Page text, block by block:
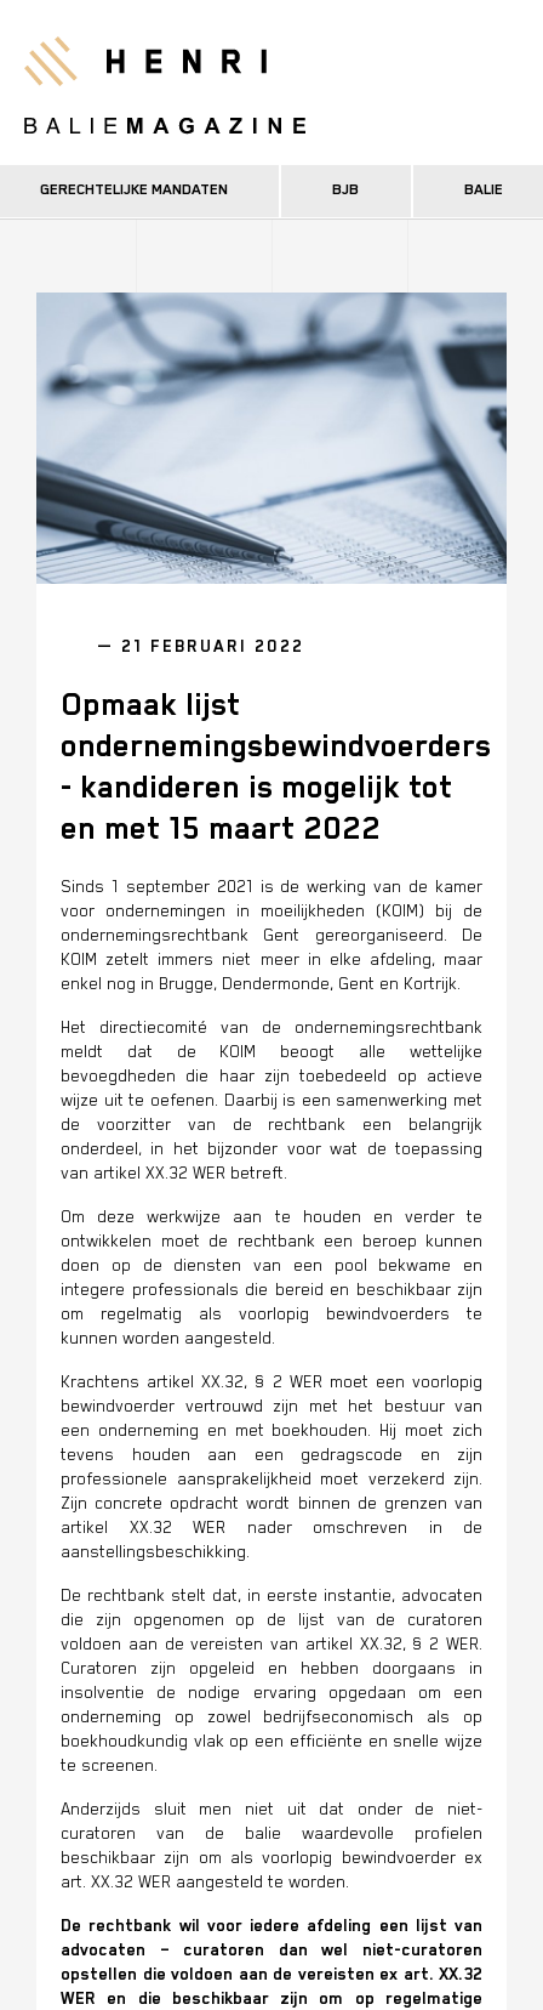
naar
inhoud
Henri
GERECHTELIJKE MANDATEN BJB BALIE
— 21 FEBRUARI 2022
Opmaak lijst
ondernemingsbewindvoerders
- kandideren is mogelijk tot
en met 15 maart 2022
Sinds 1 september 2021 is de werking van de kamer
voor ondernemingen in moeilijkheden (KOIM) bij de
ondernemingsrechtbank Gent gereorganiseerd. De
KOIM zetelt immers niet meer in elke afdeling, maar
enkel nog in Brugge, Dendermonde, Gent en Kortrijk.
Het directiecomité van de ondernemingsrechtbank
meldt dat de KOIM beoogt alle wettelijke
bevoegdheden die haar zijn toebedeeld op actieve
wijze uit te oefenen. Daarbij is een samenwerking met
de voorzitter van de rechtbank een belangrijk
onderdeel, in het bijzonder voor wat de toepassing
van artikel XX.32 WER betreft.
Om deze werkwijze aan te houden en verder te
ontwikkelen moet de rechtbank een beroep kunnen
doen op de diensten van een pool bekwame en
integere professionals die bereid en beschikbaar zijn
om regelmatig als voorlopig bewindvoerders te
kunnen worden aangesteld.
Krachtens artikel XX.32, § 2 WER moet een voorlopig
bewindvoerder vertrouwd zijn met het bestuur van
een onderneming en met boekhouden. Hij moet zich
tevens houden aan een gedragscode en zijn
professionele aansprakelijkheid moet verzekerd zijn.
Zijn concrete opdracht wordt binnen de grenzen van
artikel XX.32 WER nader omschreven in de
aanstellingsbeschikking.
De rechtbank stelt dat, in eerste instantie, advocaten
die zijn opgenomen op de lijst van de curatoren
voldoen aan de vereisten van artikel XX.32, § 2 WER.
Curatoren zijn opgeleid en hebben doorgaans in
insolventie de nodige ervaring opgedaan om een
onderneming op zowel bedrijfseconomisch als op
boekhoudkundig vlak op een efficiënte en snelle wijze
te screenen.
Anderzijds sluit men niet uit dat onder de niet-
curatoren van de balie waardevolle profielen
beschikbaar zijn om als voorlopig bewindvoerder ex
art. XX.32 WER aangesteld te worden.
De rechtbank wil voor iedere afdeling een lijst van
advocaten – curatoren dan wel niet-curatoren
opstellen die voldoen aan de vereisten ex art. XX.32
WER en die beschikbaar zijn om op regelmatige